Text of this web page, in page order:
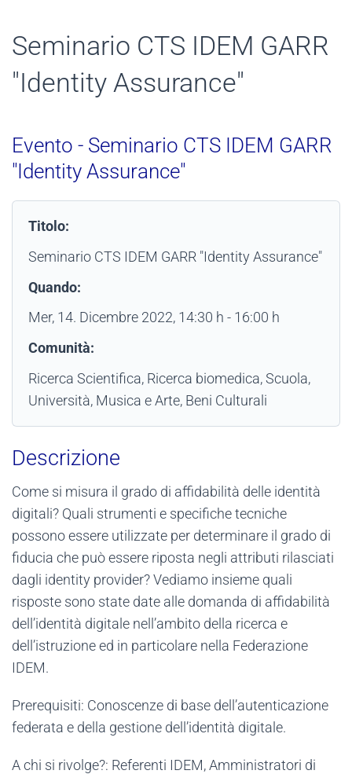
Seminario CTS IDEM GARR
"Identity Assurance"
Evento - Seminario CTS IDEM GARR
"Identity Assurance"
Titolo:
Seminario CTS IDEM GARR "Identity Assurance"
Quando:
Mer, 14. Dicembre 2022, 14:30 h - 16:00 h
Comunità:
Ricerca Scientifica, Ricerca biomedica, Scuola,
Università, Musica e Arte, Beni Culturali
Descrizione
Come si misura il grado di affidabilità delle identità
digitali? Quali strumenti e specifiche tecniche
possono essere utilizzate per determinare il grado di
fiducia che può essere riposta negli attributi rilasciati
dagli identity provider? Vediamo insieme quali
risposte sono state date alle domanda di affidabilità
dell’identità digitale nell’ambito della ricerca e
dell’istruzione ed in particolare nella Federazione
IDEM.
Prerequisiti: Conoscenze di base dell’autenticazione
federata e della gestione dell’identità digitale.
A chi si rivolge?: Referenti IDEM, Amministratori di